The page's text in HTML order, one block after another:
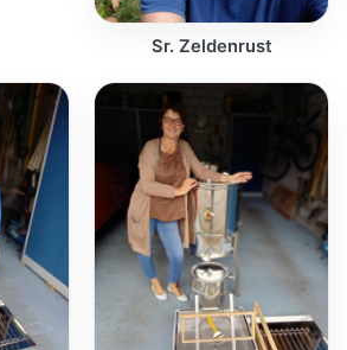
Sr. Zeldenrust